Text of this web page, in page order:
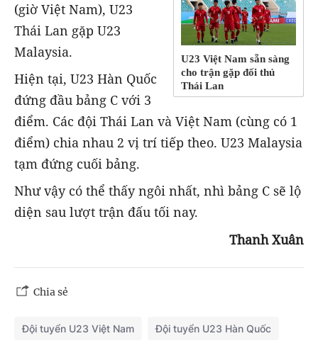
U23 Việt Nam sẵn sàng
cho trận gặp đối thủ
Thái Lan
(giờ Việt Nam), U23
Thái Lan gặp U23
Malaysia.
Hiện tại, U23 Hàn Quốc
đứng đầu bảng C với 3
điểm. Các đội Thái Lan và Việt Nam (cùng có 1
điểm) chia nhau 2 vị trí tiếp theo. U23 Malaysia
tạm đứng cuối bảng.
Như vậy có thể thấy ngôi nhất, nhì bảng C sẽ lộ
diện sau lượt trận đấu tối nay.
Thanh Xuân
Chia sẻ
Đội tuyển U23 Việt Nam Đội tuyển U23 Hàn Quốc